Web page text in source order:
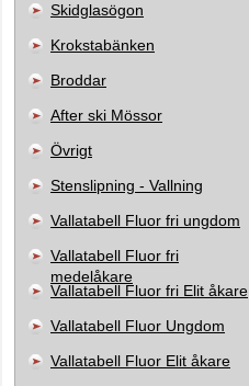
Skidglasögon
Krokstabänken
Broddar
After ski Mössor
Övrigt
Stenslipning - Vallning
Vallatabell Fluor fri ungdom
Vallatabell Fluor fri
medelåkare
Vallatabell Fluor fri Elit åkare
Vallatabell Fluor Ungdom
Vallatabell Fluor Elit åkare